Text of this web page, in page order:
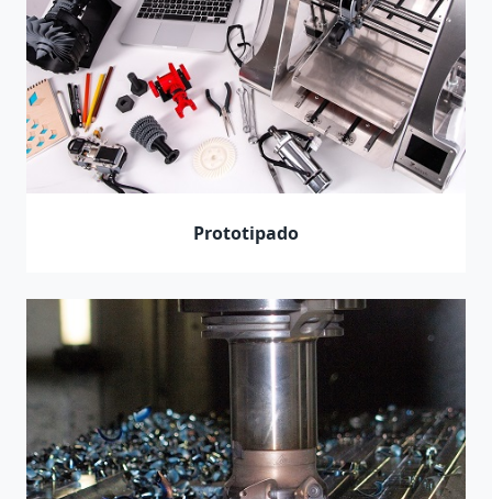
Prototipado